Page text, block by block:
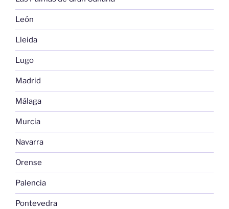
León
Lleida
Lugo
Madrid
Málaga
Murcia
Navarra
Orense
Palencia
Pontevedra